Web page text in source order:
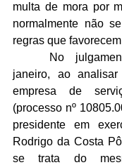
multa de mora por
normalmente não
regras que
janeiro, ao
empresa de
(processo nº
presidente em
Rodrigo da Costa
se trata do